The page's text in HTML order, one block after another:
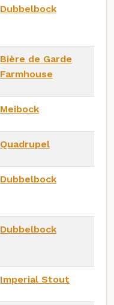
Dubbelbock
Bière de Garde
Farmhouse
Meibock
Quadrupel
Dubbelbock
Dubbelbock
Imperial Stout